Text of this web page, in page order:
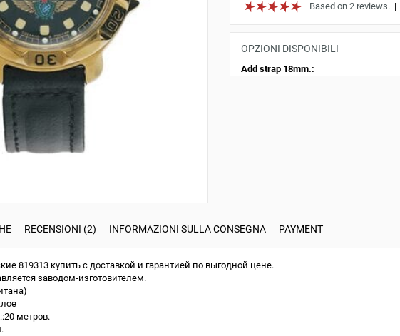
Based on 2 reviews.|
OPZIONI DISPONIBILI
Add strap 18mm.:
RECENSIONI (2) INFORMAZIONI SULLA CONSEGNA PAYMENT
819313 купить с доставкой и гарантией по выгодной цене.
заводом-изготовителем.
метров.